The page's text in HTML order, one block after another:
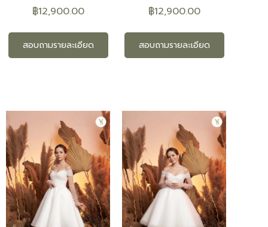
฿12,900.00
สอบถามรายละเอียด
฿12,900.00
สอบถามรายละเอียด